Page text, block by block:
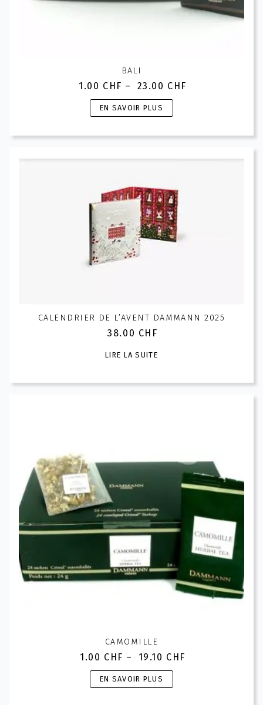
BALI
1.00 CHF – 23.00 CHF
Plage
de
prix :
à
EN SAVOIR PLUS
Ce
produit
variations.
peuvent
être
choisies
sur
la
page
CALENDRIER DE L’AVENT DAMMANN 2025
38.00 CHF
LIRE LA SUITE
CAMOMILLE
1.00 CHF – 19.10 CHF
Plage
de
prix :
EN SAVOIR PLUS
Ce
produit